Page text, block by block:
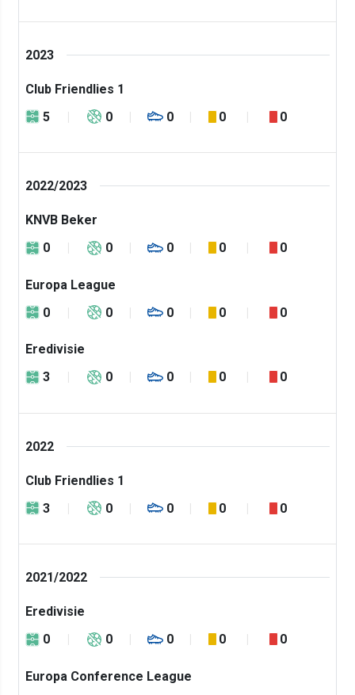
2023
Club Friendlies 1
5
0 0 0 0
2022/2023
KNVB Beker
0
0 0 0 0
Europa League
0
0 0 0 0
Eredivisie
3
0 0 0 0
2022
Club Friendlies 1
3
0 0 0 0
2021/2022
Eredivisie
0
0 0 0 0
Europa Conference League